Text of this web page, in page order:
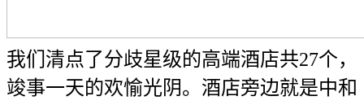
我们清点了分歧星级的高端酒店共27个，
竣事一天的欢愉光阴。酒店旁边就是中和